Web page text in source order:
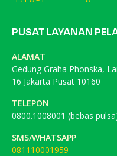
PUSAT LAYANAN
ALAMAT
Gedung Graha Phonska,
16 Jakarta Pusat 10160
TELEPON
0800.1008001 (bebas
SMS/WHATSAPP
081110001959